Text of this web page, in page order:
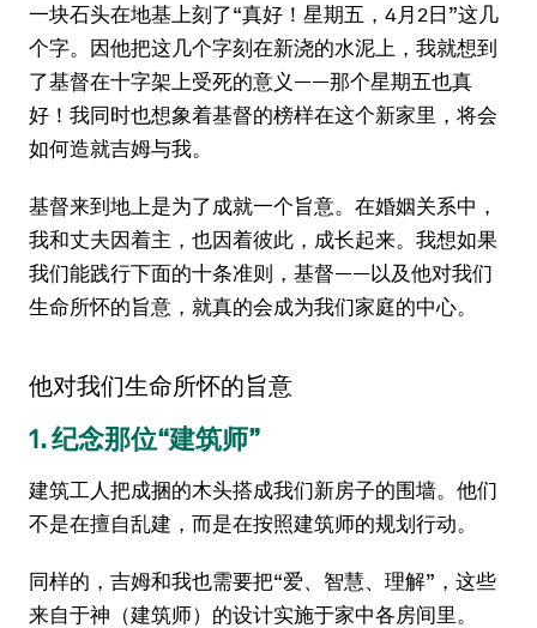
一块石头在地基上刻了“真好！星期五，4月2日”这几
个字。因他把这几个字刻在新浇的水泥上，我就想到
了基督在十字架上受死的意义——那个星期五也真
好！我同时也想象着基督的榜样在这个新家里，将会
如何造就吉姆与我。
基督来到地上是为了成就一个旨意。在婚姻关系中，
我和丈夫因着主，也因着彼此，成长起来。我想如果
我们能践行下面的十条准则，基督——以及他对我们
生命所怀的旨意，就真的会成为我们家庭的中心。
他对我们生命所怀的旨意
1. 纪念那位“建筑师”
建筑工人把成捆的木头搭成我们新房子的围墙。他们
不是在擅自乱建，而是在按照建筑师的规划行动。
同样的，吉姆和我也需要把“爱、智慧、理解”，这些
来自于神（建筑师）的设计实施于家中各房间里。